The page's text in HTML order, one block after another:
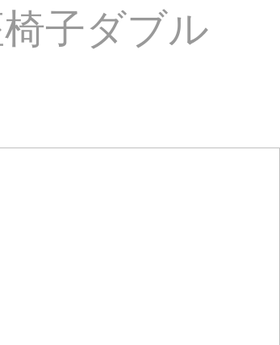
子ダブル